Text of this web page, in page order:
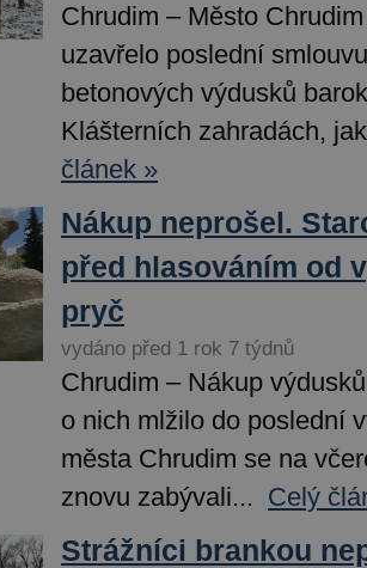
Chrudim – Město
uzavřelo poslední
betonových výdusků
Klášterních zahradách,
článek »
Nákup neprošel.
před hlasováním od
pryč
vydáno před 1 rok 7 týdnů
Chrudim – Nákup
o nich mlžilo do poslední
města Chrudim se na
znovu zabývali... Celý
Strážníci brankou